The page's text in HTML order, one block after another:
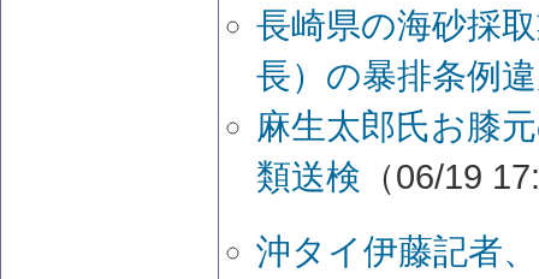
長崎県の海砂採
長）の暴排条例
麻生太郎氏お膝
類送検 （06/19
沖タイ伊藤記者